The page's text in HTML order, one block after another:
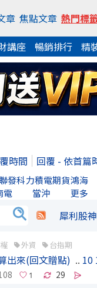
章 焦點文章 熱門標
講座 暢銷排行 精
時間 回覆 - 依首篇
發科力積電期貨鴻海
電 當沖 更多
犀利股
外資 台指期
出來(回文贈點) .. 10
29